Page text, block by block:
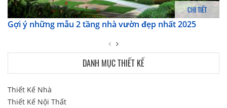
CHI TIẾT
Gợi ý những mẫu 2 tầng nhà vườn đẹp nhất 2025
DANH MỤC THIẾT KẾ
Thiết Kế Nhà
Thiết Kế Nội Thất